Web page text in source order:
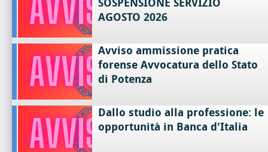
SOSPENSIONE SERVIZIO
AGOSTO 2026
Avviso ammissione pratica
forense Avvocatura dello Stato
di Potenza
Dallo studio alla professione: le
opportunità in Banca d'Italia